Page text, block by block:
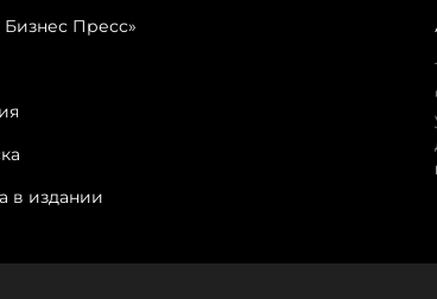
Пресс»
в издании